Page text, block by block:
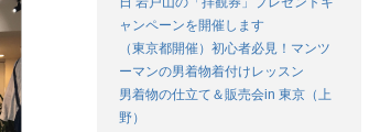
ャンペーンを開催します
（東京都開催）初心者必見！マンツ
ーマンの男着物着付けレッスン
男着物の仕立て＆販売会in 東京（上
野）